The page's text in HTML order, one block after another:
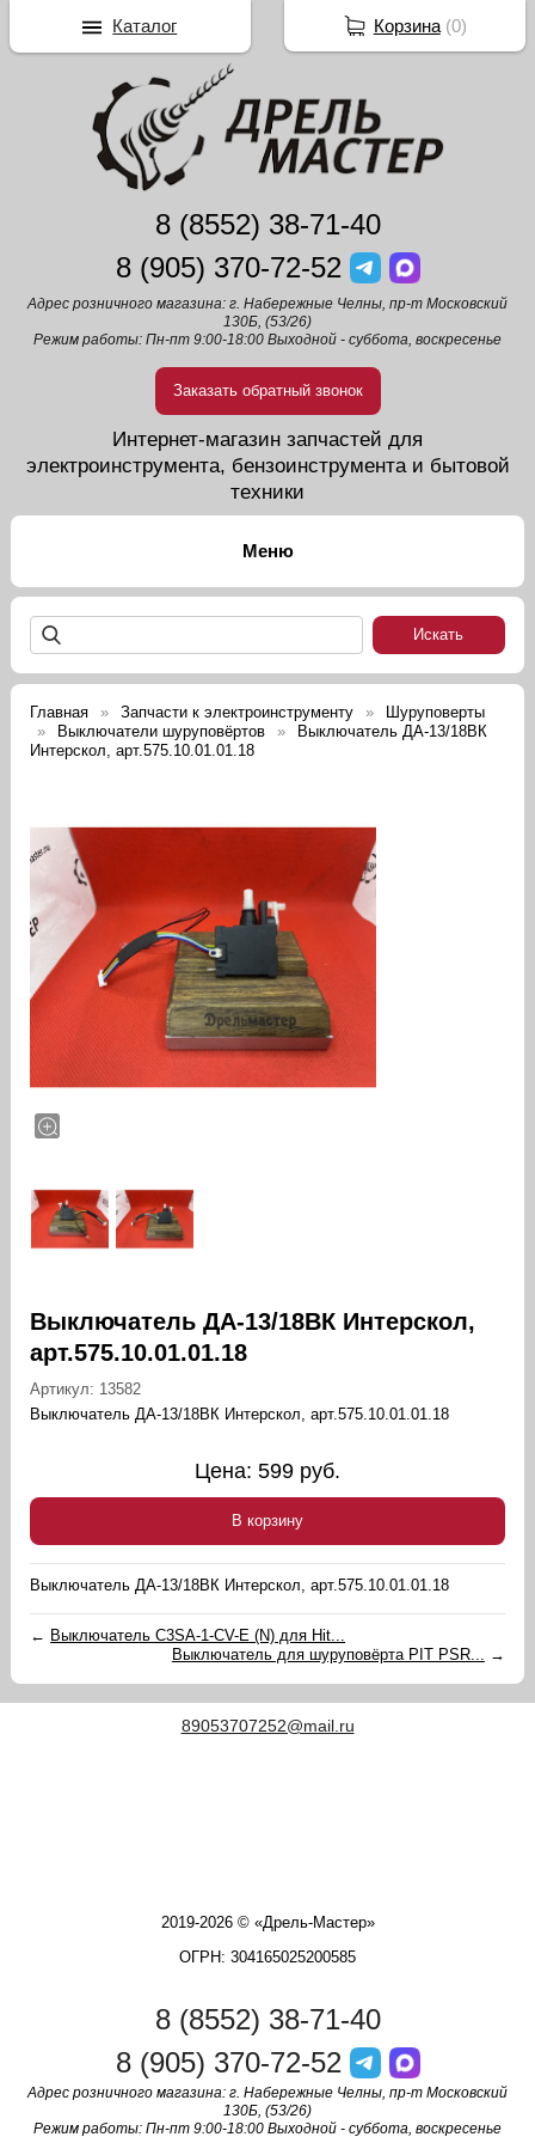
8 (8552) 38-71-40
8 (905) 370-72-52
Адрес розничного магазина: г. Набережные Челны, пр-т Московский
130Б, (53/26)
Режим работы: Пн-пт 9:00-18:00 Выходной - суббота, воскресенье
Заказать обратный звонок
Интернет-магазин запчастей для
электроинструмента, бензоинструмента и бытовой
техники
Главная Запчасти к электроинструменту
Шуруповерты
Выключатели шуруповёртов
Выключатель ДА-13/18ВК
Интерскол, арт.575.10.01.01.18
Выключатель ДА-13/18ВК Интерскол,
арт.575.10.01.01.18
Артикул: 13582
Выключатель ДА-13/18ВК Интерскол, арт.575.10.01.01.18
Цена: 599 руб.
В корзину
Выключатель ДА-13/18ВК Интерскол, арт.575.10.01.01.18
← Выключатель C3SA-1-CV-E (N) для Hit...
Выключатель для шуруповёрта PIT PSR... →
89053707252@mail.ru
2019-2026 © «Дрель-Мастер»
ОГРН: 304165025200585
8 (8552) 38-71-40
8 (905) 370-72-52
Адрес розничного магазина: г. Набережные Челны, пр-т Московский
130Б, (53/26)
Режим работы: Пн-пт 9:00-18:00 Выходной - суббота, воскресенье
Корзина(0)
Каталог